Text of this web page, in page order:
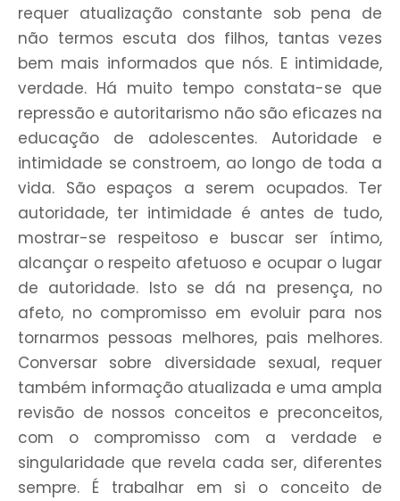
requer atualização constante sob pena de
não termos escuta dos filhos, tantas vezes
bem mais informados que nós. E intimidade,
verdade. Há muito tempo constata-se que
repressão e autoritarismo não são eficazes na
educação de adolescentes. Autoridade e
intimidade se constroem, ao longo de toda a
vida. São espaços a serem ocupados. Ter
autoridade, ter intimidade é antes de tudo,
mostrar-se respeitoso e buscar ser íntimo,
alcançar o respeito afetuoso e ocupar o lugar
de autoridade. Isto se dá na presença, no
afeto, no compromisso em evoluir para nos
tornarmos pessoas melhores, pais melhores.
Conversar sobre diversidade sexual, requer
também informação atualizada e uma ampla
revisão de nossos conceitos e preconceitos,
com o compromisso com a verdade e
singularidade que revela cada ser, diferentes
sempre. É trabalhar em si o conceito de